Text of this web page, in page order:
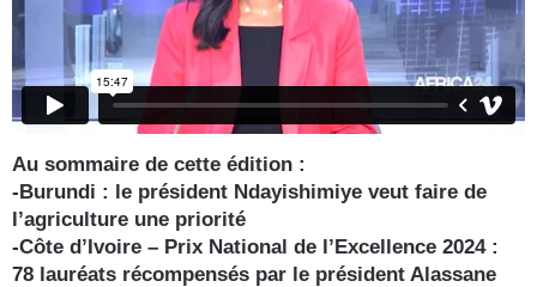
Au sommaire de cette édition :
-Burundi : le président Ndayishimiye veut faire de
l’agriculture une priorité
-Côte d’Ivoire – Prix National de l’Excellence 2024 :
78 lauréats récompensés par le président Alassane